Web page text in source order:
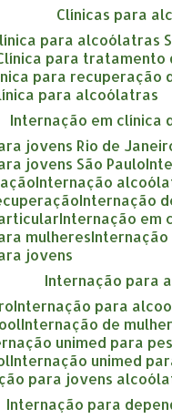
clínicas para
clínica para alcoólatras
clínica para
para recuperação
para alcoólatras
internação em clínica
jovens Rio de
jovens São Paulo
internação
internação
internação em
mulheres
jovens
internação para
internação para
internação de
unimed para
internação unimed
para jovens
internação para